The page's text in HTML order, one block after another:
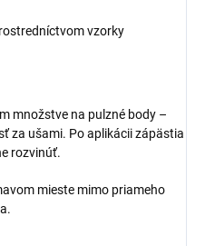
vzorky
množstve na pulzné body –
za ušami. Po aplikácii zápästia
rozvinúť.
mieste mimo priameho